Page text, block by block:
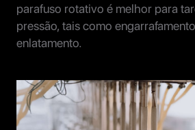
parafuso rotativo é melhor para
pressão, tais como
enlatamento.